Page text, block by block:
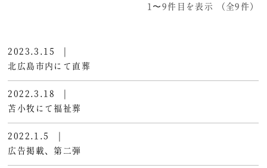
1〜9件目を表示 （全9件）
2023.3.15
北広島市内にて直葬
2022.3.18
苫小牧にて福祉葬
2022.1.5
広告掲載、第二弾